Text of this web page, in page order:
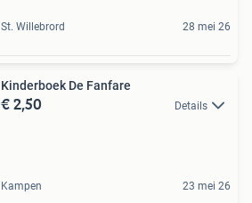
St. Willebrord 28 mei 26
Kinderboek De Fanfare
€ 2,50 Details
Kampen 23 mei 26